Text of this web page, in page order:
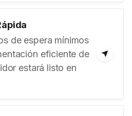
de espera mínimos
eficiente de
estará listo en